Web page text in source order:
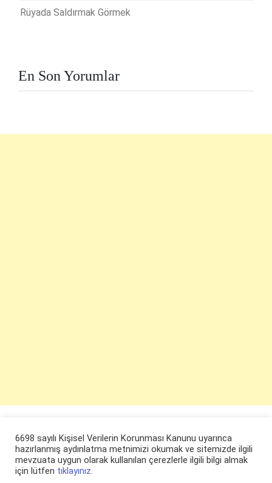
Rüyada Saldırmak Görmek
En Son Yorumlar
6698 sayılı Kişisel Verilerin Korunması Kanunu uyarınca
hazırlanmış aydınlatma metnimizi okumak ve sitemizde ilgili
mevzuata uygun olarak kullanılan çerezlerle ilgili bilgi almak
için lütfen tıklayınız.